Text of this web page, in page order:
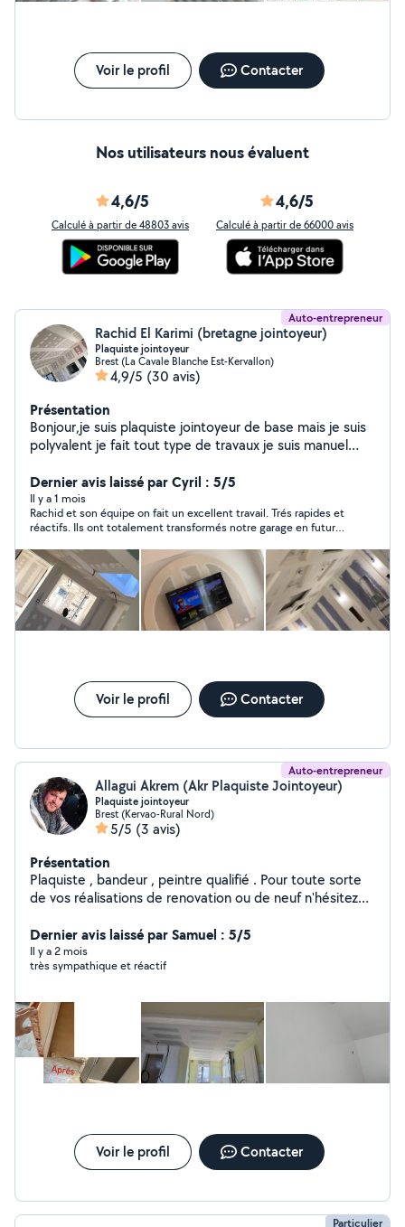
Voir le profil Contacter
Nos utilisateurs nous évaluent
4,6/5
Calculé à partir de 48803 avis
4,6/5
Calculé à partir de 66000 avis
Auto-entrepreneur
Rachid El Karimi (bretagne jointoyeur)
Plaquiste jointoyeur
Brest (La Cavale Blanche Est-Kervallon)
4,9/5 (30 avis)
Présentation
Bonjour,je suis plaquiste jointoyeur de base mais je suis
polyvalent je fait tout type de travaux je suis manuel
Dernier avis laissé par Cyril : 5/5
Il y a 1 mois
Rachid et son équipe on fait un excellent travail. Trés rapides et
réactifs. Ils ont totalement transformés notre garage en futur
recommande !
Voir le profil Contacter
Auto-entrepreneur
Allagui Akrem (Akr Plaquiste Jointoyeur)
Plaquiste jointoyeur
Brest (Kervao-Rural Nord)
5/5 (3 avis)
Présentation
Plaquiste , bandeur , peintre qualifié . Pour toute sorte
de vos réalisations de renovation ou de neuf n'hésitez
Dernier avis laissé par Samuel : 5/5
Il y a 2 mois
très sympathique et réactif
Voir le profil Contacter
Particulier